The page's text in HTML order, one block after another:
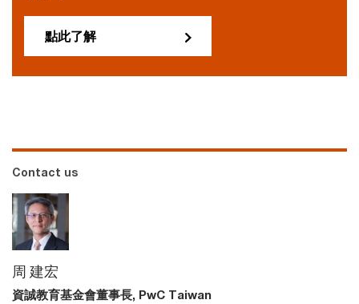
點此了解
Contact us
周 建宏
資誠教育基金會董事長, PwC Taiwan